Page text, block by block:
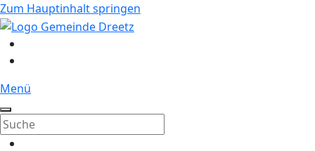
Zum Hauptinhalt springen
Menü